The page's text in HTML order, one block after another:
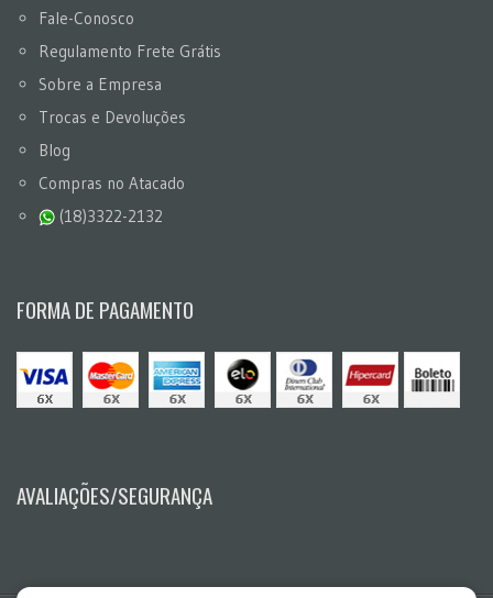
Fale-Conosco
Regulamento Frete Grátis
Sobre a Empresa
Trocas e Devoluções
Blog
Compras no Atacado
(18)3322-2132
FORMA DE PAGAMENTO
AVALIAÇÕES/SEGURANÇA